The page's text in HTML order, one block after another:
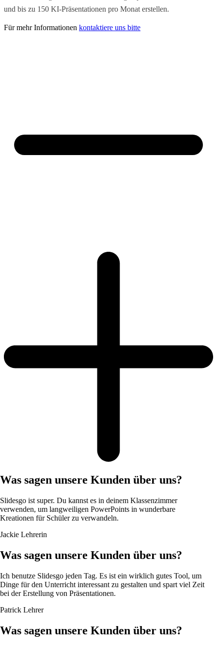
und bis zu 150 KI-Präsentationen pro Monat erstellen.
Für mehr Informationen kontaktiere uns bitte
Was sagen unsere Kunden über uns?
Slidesgo ist super. Du kannst es in deinem Klassenzimmer
verwenden, um langweiligen PowerPoints in wunderbare
Kreationen für Schüler zu verwandeln.
Jackie Lehrerin
Was sagen unsere Kunden über uns?
Ich benutze Slidesgo jeden Tag. Es ist ein wirklich gutes Tool, um
Dinge für den Unterricht interessant zu gestalten und spart viel Zeit
bei der Erstellung von Präsentationen.
Patrick Lehrer
Was sagen unsere Kunden über uns?